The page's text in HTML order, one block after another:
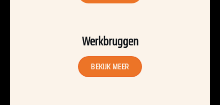
Werkbruggen
BEKIJK MEER